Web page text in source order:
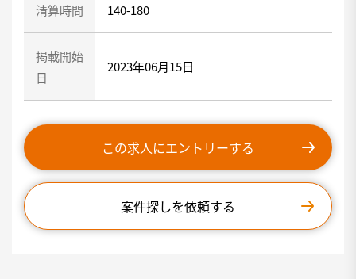
清算時間 140-180
掲載開始
日
2023年06月15日
この求人にエントリーする
案件探しを依頼する